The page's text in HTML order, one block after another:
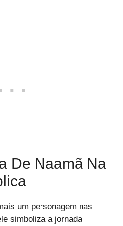
De Naamã Na
um personagem nas
simboliza a jornada